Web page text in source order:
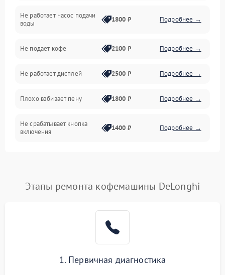
Проблемы с водой
Проблемы с капучинатором и паром
Управление и электроника
Программное обеспечение
Не работает насос подачи
воды
1800 ₽ Подробнее →
Не подает кофе 2100 ₽ Подробнее →
Не работает дисплей 2500 ₽ Подробнее →
Плохо взбивает пену 1800 ₽ Подробнее →
Не срабатывает кнопка
включения
1400 ₽ Подробнее →
Постоянные сбои в работе Подробнее →
Этапы ремонта кофемашины DeLonghi
1. Первичная диагностика